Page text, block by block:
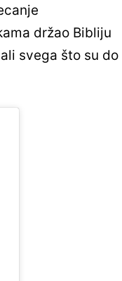
držao Bibliju
svega što su do